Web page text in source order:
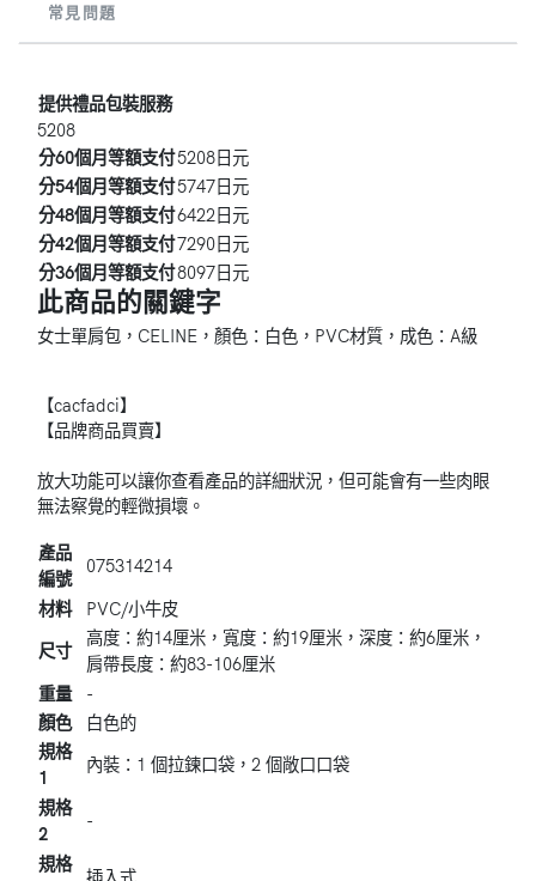
常見問題
提供禮品包裝服務
5208
分60個月等額支付5208日元
分54個月等額支付5747日元
分48個月等額支付6422日元
分42個月等額支付7290日元
分36個月等額支付8097日元
此商品的關鍵字
女士單肩包， CELINE， 顏色：白色， PVC材質， 成色：A級
【cacfadci】
【品牌商品買賣】
放大功能可以讓你查看產品的詳細狀況，但可能會有一些肉眼
無法察覺的輕微損壞。
產品
編號
075314214
材料
PVC/小牛皮
尺寸
高度：約14厘米，寬度：約19厘米，深度：約6厘米，
肩帶長度：約83-106厘米
重量
-
顏色
白色的
規格
1
內裝：1 個拉鍊口袋，2 個敞口口袋
規格
2
-
規格